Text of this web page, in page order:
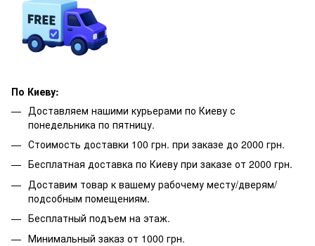
По Киеву:
Доставляем нашими курьерами по Киеву с
понедельника по пятницу.
Стоимость доставки 100 грн. при заказе до 2000 грн.
Бесплатная доставка по Киеву при заказе от 2000 грн.
Доставим товар к вашему рабочему месту/дверям/
подсобным помещениям.
Бесплатный подъем на этаж.
Минимальный заказ от 1000 грн.